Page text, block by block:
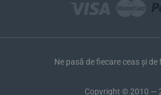
Ne pasă de fiecare ceas și de
Copyright © 2010 —